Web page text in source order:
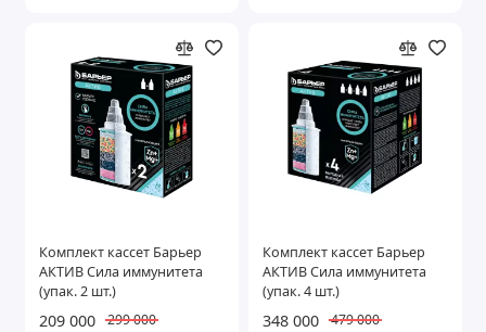
Комплект кассет Барьер
АКТИВ Сила иммунитета
(упак. 2 шт.)
209 000 299 000
Комплект кассет Барьер
АКТИВ Сила иммунитета
(упак. 4 шт.)
348 000 479 000